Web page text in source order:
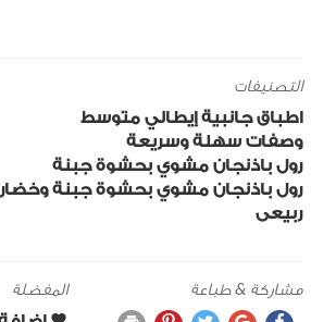
التصنيفات
اطباق جانبية إيطالي متوسط
وصفات سهلة وسريعة
رول باذنجان مشوي بحشوة جبنة
رول باذنجان مشوي بحشوة جبنة وخضار
ربيعى
مشاركة & طباعة المفضلة